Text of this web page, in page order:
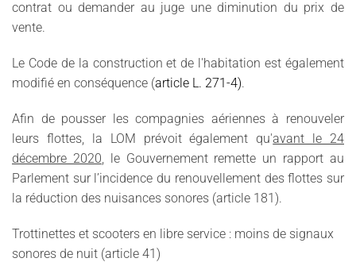
contrat ou demander au juge une diminution du prix de
vente.
Le Code de la construction et de l'habitation est également
modifié en conséquence (article L. 271-4).
Afin de pousser les compagnies aériennes à renouveler
leurs flottes, la LOM prévoit également qu'avant le 24
décembre 2020 , le Gouvernement remette un rapport au
Parlement sur l’incidence du renouvellement des flottes sur
la réduction des nuisances sonores (article 181).
Trottinettes et scooters en libre service : moins de signaux
sonores de nuit (article 41)